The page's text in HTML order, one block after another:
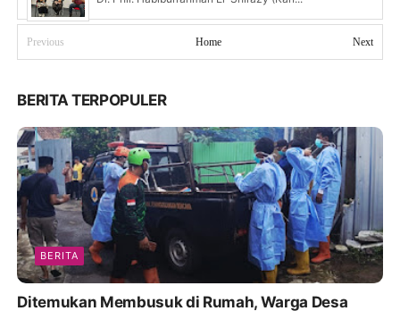
Previous Next
Home
BERITA TERPOPULER
BERITA
Ditemukan Membusuk di Rumah, Warga Desa